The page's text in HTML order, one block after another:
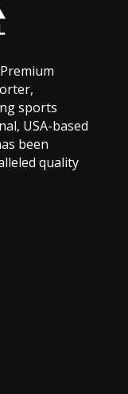
sports
USA-based
been
quality